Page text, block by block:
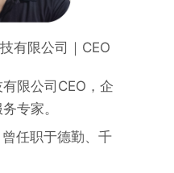
有限公司｜CEO
限公司CEO，企
专家。
任职于德勤、千